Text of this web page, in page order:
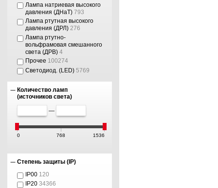
Лампа натриевая высокого
давления (ДНаТ) 793
Лампа ртутная высокого
давления (ДРЛ) 276
Лампа ртутно-
вольфрамовая смешанного
света (ДРВ) 4
Прочее 100274
Светодиод. (LED) 5769
Количество ламп
(источников света)
—
0 768 1536
Степень защиты (IP)
IP00 120
IP20 34366